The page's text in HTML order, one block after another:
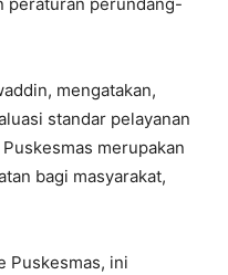
mengatakan,
standar pelayanan
merupakan
bagi masyarakat,
Puskesmas, ini